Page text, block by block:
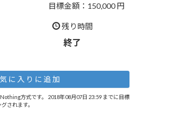
目標金額：150,000 円
残り時間
終了
に入りに追加
方式です。 2018年08月07日 23:59 までに目標
されます。